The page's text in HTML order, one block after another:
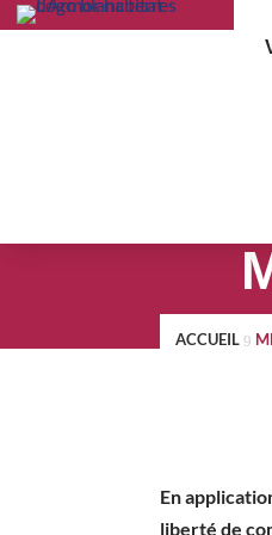
ACCUEIL 9
En
liberté de